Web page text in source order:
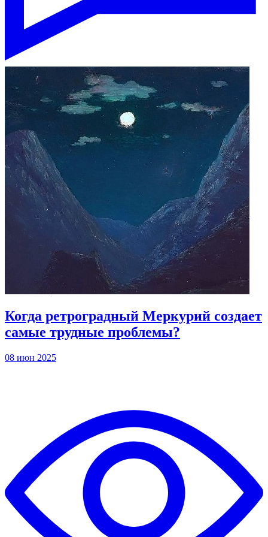
Когда ретроградный Меркурий создает
самые трудные проблемы?
08 июн 2025